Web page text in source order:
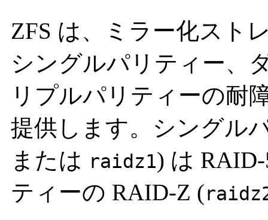
ZFS は、ミラー化スト
シングルパリティー、
リプルパリティーの耐
提供します。シングル
または raidz1) は
ティーの RAID-Z (